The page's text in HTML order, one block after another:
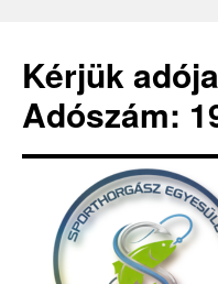
Kérjük
Adószám: